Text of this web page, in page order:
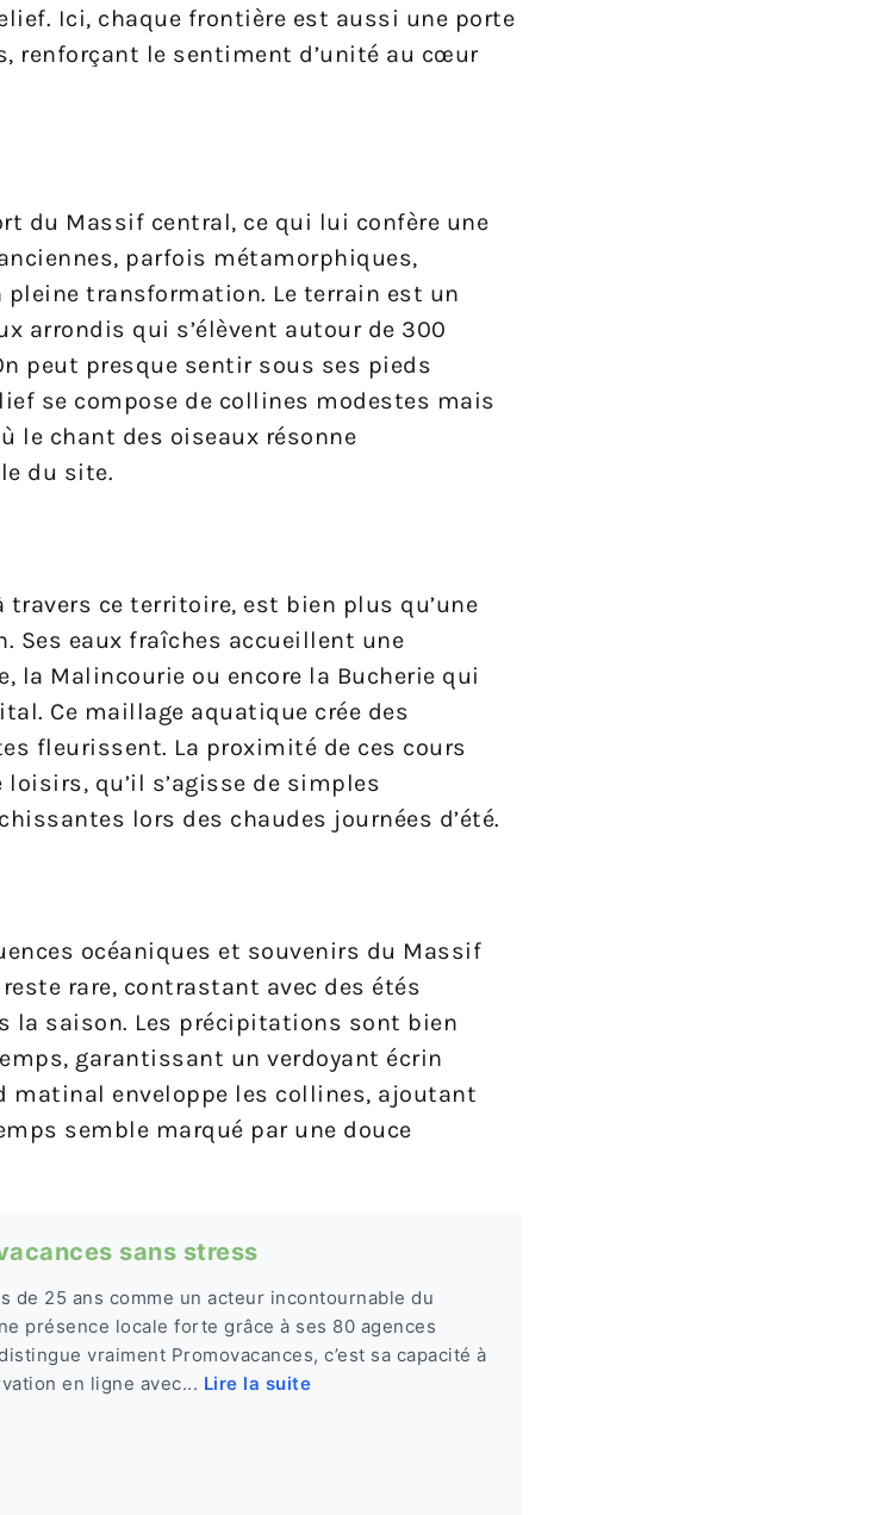
Ici, chaque frontière est aussi une porte
renforçant le sentiment d’unité au cœur
du Massif central, ce qui lui confère une
parfois métamorphiques,
transformation. Le terrain est un
arrondis qui s’élèvent autour de 300
peut presque sentir sous ses pieds
se compose de collines modestes mais
le chant des oiseaux résonne
du site.
ce territoire, est bien plus qu’une
Ses eaux fraîches accueillent une
la Malincourie ou encore la Bucherie qui
Ce maillage aquatique crée des
fleurissent. La proximité de ces cours
qu’il s’agisse de simples
lors des chaudes journées d’été.
océaniques et souvenirs du Massif
rare, contrastant avec des étés
la saison. Les précipitations sont bien
garantissant un verdoyant écrin
matinal enveloppe les collines, ajoutant
semble marqué par une douce
sans stress
de 25 ans comme un acteur incontournable du
présence locale forte grâce à ses 80 agences
vraiment Promovacances, c’est sa capacité à
en ligne avec... Lire la suite